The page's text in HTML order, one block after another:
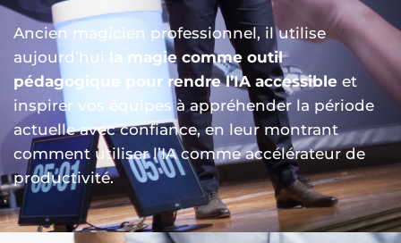
Ancien magicien professionnel, il utilise
aujourd’hui
la magie comme outil
pédagogique pour rendre l’IA accessible et
inspirer vos équipes à appréhender la période
actuelle avec confiance, en leur montrant
comment utiliser l’IA comme accélérateur de
productivité.